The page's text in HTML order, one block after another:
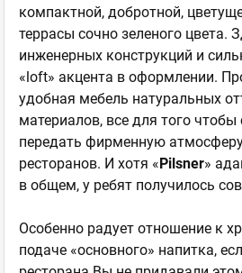
компактной, добротной,
террасы сочно зеленого цвета.
инженерных конструкций и
«loft» акцента в оформлении.
удобная мебель натуральных
материалов, все для того чтобы
передать фирменную
ресторанов. И хотя «Pilsner»
в общем, у ребят получилось
Особенно радует отношение к
подаче «основного» напитка,